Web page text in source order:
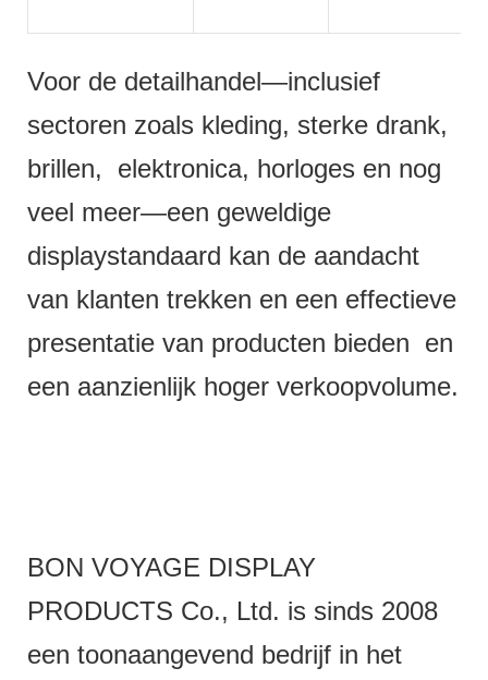
Voor de detailhandel—inclusief
sectoren zoals kleding, sterke drank,
brillen, elektronica, horloges en nog
veel meer—een geweldige
displaystandaard kan de aandacht
van klanten trekken en een effectieve
presentatie van producten bieden en
een aanzienlijk hoger verkoopvolume.
BON VOYAGE DISPLAY
PRODUCTS Co., Ltd. is sinds 2008
een toonaangevend bedrijf in het